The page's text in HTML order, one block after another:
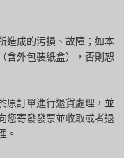
造成的污損、故障；如本
含外包裝紙盒），否則恕
原訂單進行退貨處理，並
您寄發發票並收取或者退
。